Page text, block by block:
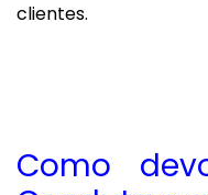
clientes.
Como